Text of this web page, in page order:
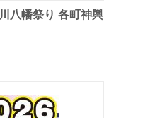
八幡祭り 各町神輿